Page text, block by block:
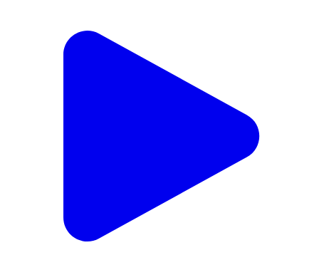
टाइम पास कार्यक्रम एक अलग नजरिया सरपंच संघ अध्यक्ष पुष्पेंद्र